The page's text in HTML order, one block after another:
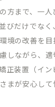
方まで、一
びだけでな
境の改善を
しながら、
正装置（イ
まが安心し
プライバシーポ